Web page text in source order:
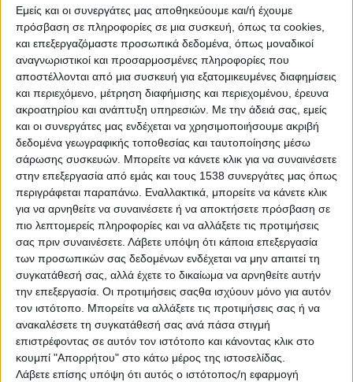
Εμείς και οι συνεργάτες μας αποθηκεύουμε και/ή έχουμε
πρόσβαση σε πληροφορίες σε μια συσκευή, όπως τα cookies,
και επεξεργαζόμαστε προσωπικά δεδομένα, όπως μοναδικοί
αναγνωριστικοί και προσαρμοσμένες πληροφορίες που
αποστέλλονται από μια συσκευή για εξατομικευμένες διαφημίσεις
και περιεχόμενο, μέτρηση διαφήμισης και περιεχομένου, έρευνα
ακροατηρίου και ανάπτυξη υπηρεσιών. Με την άδειά σας, εμείς
και οι συνεργάτες μας ενδέχεται να χρησιμοποιήσουμε ακριβή
δεδομένα γεωγραφικής τοποθεσίας και ταυτοποίησης μέσω
σάρωσης συσκευών. Μπορείτε να κάνετε κλικ για να συναινέσετε
στην επεξεργασία από εμάς και τους 1538 συνεργάτες μας όπως
περιγράφεται παραπάνω. Εναλλακτικά, μπορείτε να κάνετε κλικ
για να αρνηθείτε να συναινέσετε ή να αποκτήσετε πρόσβαση σε
πιο λεπτομερείς πληροφορίες και να αλλάξετε τις προτιμήσεις
σας πριν συναινέσετε. Λάβετε υπόψη ότι κάποια επεξεργασία
των προσωπικών σας δεδομένων ενδέχεται να μην απαιτεί τη
συγκατάθεσή σας, αλλά έχετε το δικαίωμα να αρνηθείτε αυτήν
την επεξεργασία. Οι προτιμήσεις σαςθα ισχύουν μόνο για αυτόν
τον ιστότοπο. Μπορείτε να αλλάξετε τις προτιμήσεις σας ή να
ανακαλέσετε τη συγκατάθεσή σας ανά πάσα στιγμή
επιστρέφοντας σε αυτόν τον ιστότοπο και κάνοντας κλικ στο
κουμπί "Απορρήτου" στο κάτω μέρος της ιστοσελίδας.
Λάβετε επίσης υπόψη ότι αυτός ο ιστότοπος/η εφαρμογή